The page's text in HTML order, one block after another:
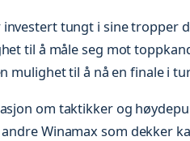
tungt i sine tropper
til å måle seg mot
mulighet til å nå en finale i
om taktikker og
Winamax som dekker